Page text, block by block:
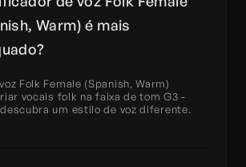
Warm) é mais
Folk Female (Spanish, Warm)
vocais folk na faixa de tom G3 -
um estilo de voz diferente.